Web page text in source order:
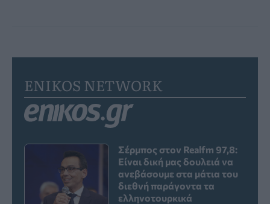
ENIKOS NETWORK
Σέρμπος στον Realfm 97,8:
Είναι δική μας δουλειά να
ανεβάσουμε στα μάτια του
διεθνή παράγοντα τα
ελληνοτουρκικά